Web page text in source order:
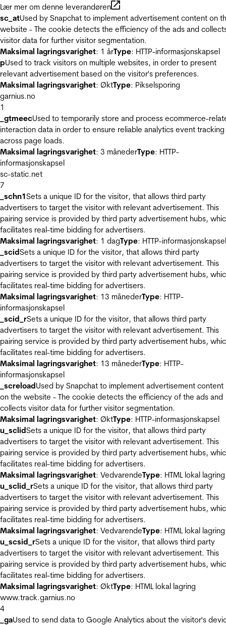
Lær mer om denne leverandøren
sc_atUsed by Snapchat to implement advertisement content on
website - The cookie detects the efficiency of the ads and
visitor data for further visitor segmentation.
Maksimal lagringsvarighet: 1 årType: HTTP-informasjonskapsel
pUsed to track visitors on multiple websites, in order to present
relevant advertisement based on the visitor's preferences.
Maksimal lagringsvarighet: ØktType: Pikselsporing
garnius.no
1
_gtmeecUsed to temporarily store and process ecommerce-
interaction data in order to ensure reliable analytics event tracking
across page loads.
Maksimal lagringsvarighet: 3 månederType: HTTP-
informasjonskapsel
sc-static.net
7
_schn1Sets a unique ID for the visitor, that allows third party
advertisers to target the visitor with relevant advertisement. This
pairing service is provided by third party advertisement hubs,
facilitates real-time bidding for advertisers.
Maksimal lagringsvarighet: 1 dagType: HTTP-informasjonskapsel
_scidSets a unique ID for the visitor, that allows third party
advertisers to target the visitor with relevant advertisement. This
pairing service is provided by third party advertisement hubs,
facilitates real-time bidding for advertisers.
Maksimal lagringsvarighet: 13 månederType: HTTP-
informasjonskapsel
_scid_rSets a unique ID for the visitor, that allows third party
advertisers to target the visitor with relevant advertisement. This
pairing service is provided by third party advertisement hubs,
facilitates real-time bidding for advertisers.
Maksimal lagringsvarighet: 13 månederType: HTTP-
informasjonskapsel
_screloadUsed by Snapchat to implement advertisement content
on the website - The cookie detects the efficiency of the ads and
collects visitor data for further visitor segmentation.
Maksimal lagringsvarighet: ØktType: HTTP-informasjonskapsel
u_sclidSets a unique ID for the visitor, that allows third party
advertisers to target the visitor with relevant advertisement. This
pairing service is provided by third party advertisement hubs,
facilitates real-time bidding for advertisers.
Maksimal lagringsvarighet: VedvarendeType: HTML lokal lagring
u_sclid_rSets a unique ID for the visitor, that allows third party
advertisers to target the visitor with relevant advertisement. This
pairing service is provided by third party advertisement hubs,
facilitates real-time bidding for advertisers.
Maksimal lagringsvarighet: VedvarendeType: HTML lokal lagring
u_scsid_rSets a unique ID for the visitor, that allows third party
advertisers to target the visitor with relevant advertisement. This
pairing service is provided by third party advertisement hubs,
facilitates real-time bidding for advertisers.
Maksimal lagringsvarighet: ØktType: HTML lokal lagring
www.track.garnius.no
4
_gaUsed to send data to Google Analytics about the visitor's